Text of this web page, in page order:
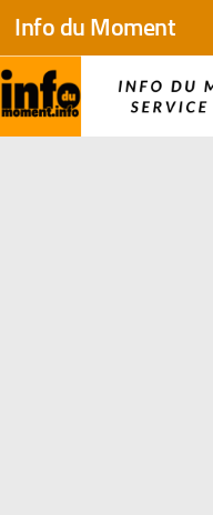
Skip to content
Info du Moment